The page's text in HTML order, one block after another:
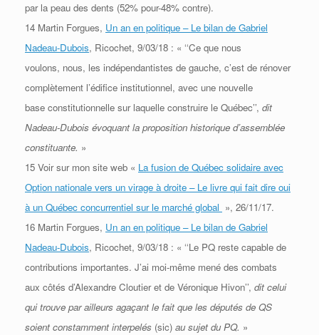
par la peau des dents (52% pour-48% contre).
14 Martin Forgues, Un an en politique – Le bilan de Gabriel
Nadeau-Dubois, Ricochet, 9/03/18 : « ‘‘Ce que nous
voulons, nous, les indépendantistes de gauche, c’est de rénover
complètement l’édifice institutionnel, avec une nouvelle
base constitutionnelle sur laquelle construire le Québec’’, dit
Nadeau-Dubois évoquant la proposition historique d’assemblée
constituante. »
15 Voir sur mon site web « La fusion de Québec solidaire avec
Option nationale vers un virage à droite – Le livre qui fait dire oui
à un Québec concurrentiel sur le marché global », 26/11/17.
16 Martin Forgues, Un an en politique – Le bilan de Gabriel
Nadeau-Dubois, Ricochet, 9/03/18 : « ‘‘Le PQ reste capable de
contributions importantes. J’ai moi-même mené des combats
aux côtés d’Alexandre Cloutier et de Véronique Hivon’’, dit celui
qui trouve par ailleurs agaçant le fait que les députés de QS
soient constamment interpelés (sic) ausujet du PQ. »